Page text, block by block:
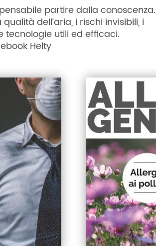
partire dalla conoscenza.
dell’aria, i rischi invisibili, i
tecnologie utili ed efficaci.
Helty